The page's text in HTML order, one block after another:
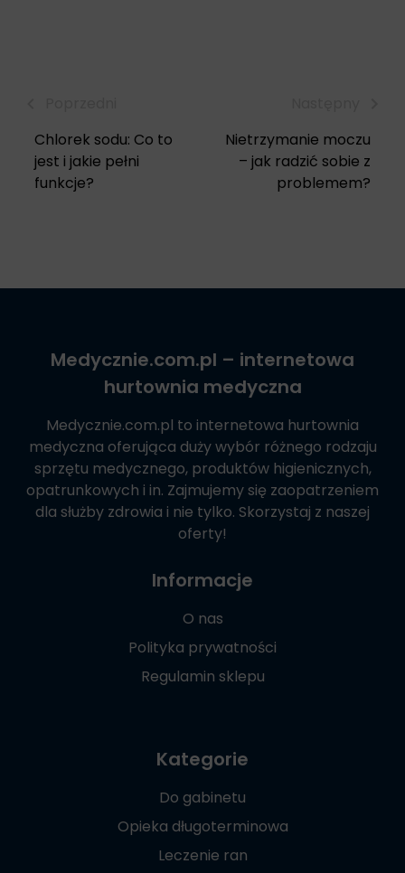
Chlorek sodu: Co to
jest i jakie pełni
funkcje?
Nietrzymanie moczu
– jak radzić sobie z
problemem?
Medycznie.com.pl – internetowa
hurtownia medyczna
Medycznie.com.pl to internetowa hurtownia
medyczna oferująca duży wybór różnego rodzaju
sprzętu medycznego, produktów higienicznych,
opatrunkowych i in. Zajmujemy się zaopatrzeniem
dla służby zdrowia i nie tylko. Skorzystaj z naszej
oferty!
Informacje
O nas
Polityka prywatności
Regulamin sklepu
Kategorie
Do gabinetu
Opieka długoterminowa
Leczenie ran